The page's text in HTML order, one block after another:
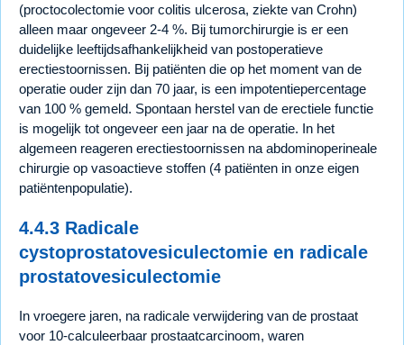
(proctocolectomie voor colitis ulcerosa, ziekte van Crohn)
alleen maar ongeveer 2-4 %. Bij tumorchirurgie is er een
duidelijke leeftijdsafhankelijkheid van postoperatieve
erectiestoornissen. Bij patiënten die op het moment van de
operatie ouder zijn dan 70 jaar, is een impotentiepercentage
van 100 % gemeld. Spontaan herstel van de erectiele functie
is mogelijk tot ongeveer een jaar na de operatie. In het
algemeen reageren erectiestoornissen na abdominoperineale
chirurgie op vasoactieve stoffen (4 patiënten in onze eigen
patiëntenpopulatie).
4.4.3 Radicale
cystoprostatovesiculectomie en radicale
prostatovesiculectomie
In vroegere jaren, na radicale verwijdering van de prostaat
voor 10-calculeerbaar prostaatcarcinoom, waren